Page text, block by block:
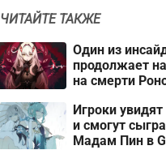
ЧИТАЙТЕ ТАКЖЕ
Один из
продолжает
на смерти
Impact
Игроки
и смогут
Мадам Пин в